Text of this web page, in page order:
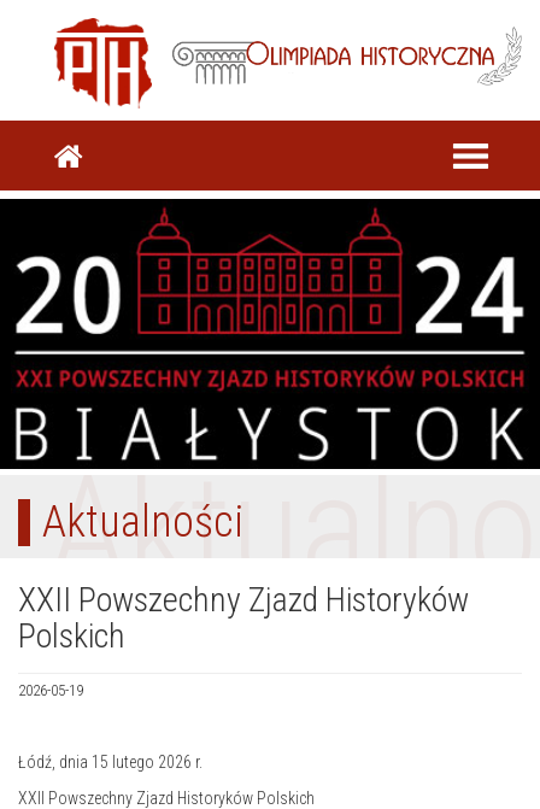
Aktualności
XXII Powszechny Zjazd Historyków
Polskich
2026-05-19
Łódź, dnia 15 lutego 2026 r.
XXII Powszechny Zjazd Historyków Polskich